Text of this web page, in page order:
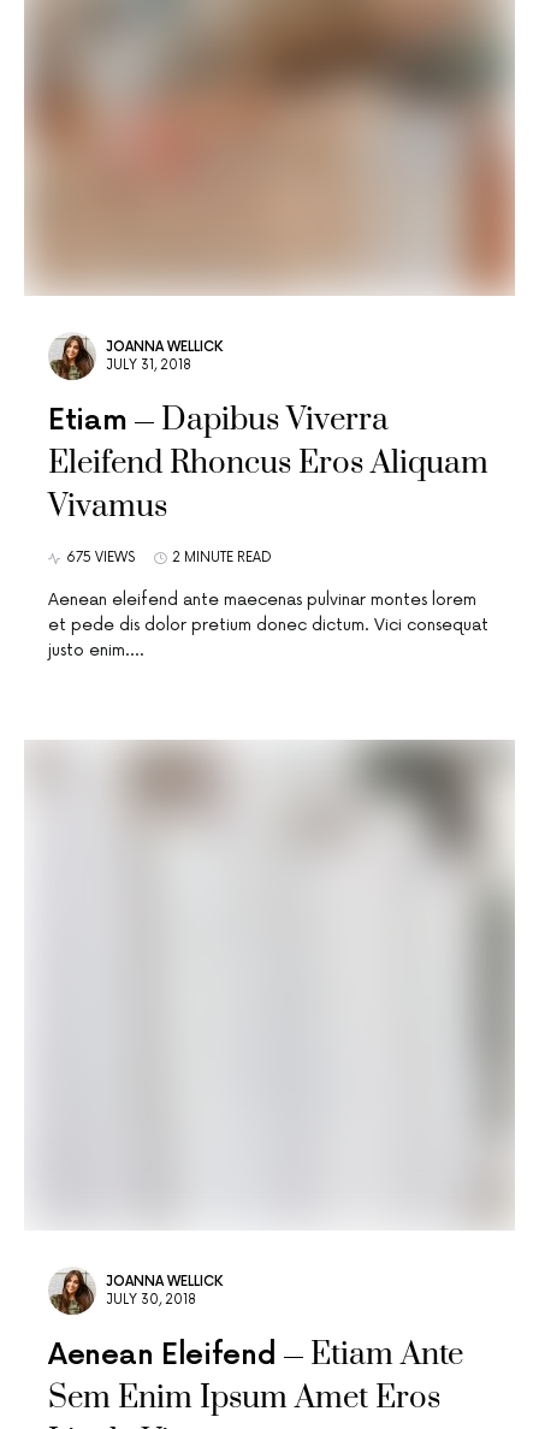
JOANNA WELLICK
JULY 31, 2018
Etiam
Dapibus Viverra
Eleifend Rhoncus Eros Aliquam
Vivamus
675 VIEWS 2 MINUTE READ
Aenean eleifend ante maecenas pulvinar montes lorem
et pede dis dolor pretium donec dictum. Vici consequat
justo enim.…
JOANNA WELLICK
JULY 30, 2018
Aenean Eleifend
Etiam Ante
Sem Enim Ipsum Amet Eros